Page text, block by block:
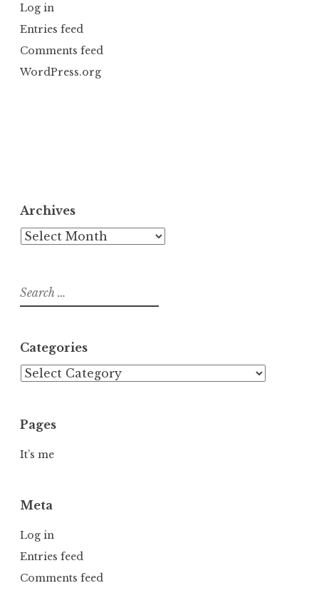
Log in
Entries feed
Comments feed
WordPress.org
Archives
Archives
Search
for:
Categories
Categories
Pages
It’s me
Meta
Log in
Entries feed
Comments feed